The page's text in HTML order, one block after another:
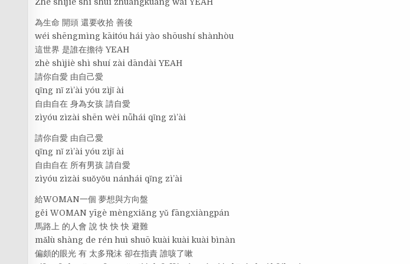
為生命 開頭 還要收拾 善後
wéi shēngmìng kāitóu hái yào shōushí shànhòu
這世界 是誰在擔待 YEAH
zhè shìjiè shì shuí zài dāndài YEAH
請你自愛 由自己愛
qǐng nǐ zì’ài yóu zìjǐ ài
自由自在 身為女孩 請自愛
zìyóu zìzài shēn wèi nǚhái qǐng zì’ài
請你自愛 由自己愛
qǐng nǐ zì’ài yóu zìjǐ ài
自由自在 所有男孩 請自愛
zìyóu zìzài suǒyǒu nánhái qǐng zì’ài
給WOMAN一個 夢想與方向盤
gěi WOMAN yīgè mèngxiǎng yǔ fāngxiàngpán
馬路上 的人會 說 快 快 快 避難
mǎlù shàng de rén huì shuō kuài kuài kuài bìnàn
偏頗的眼光 有 太多飛沫 卻在指責 誰咳了嗽